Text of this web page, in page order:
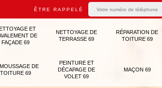
ÊTRE RAPPELÉ
ET
DE
FAÇADE 69
NETTOYAGE DE
TERRASSE 69
RÉPARATION DE
TOITURE 69
DE
TOITURE 69
PEINTURE ET
DÉCAPAGE DE
VOLET 69
MAÇON 69